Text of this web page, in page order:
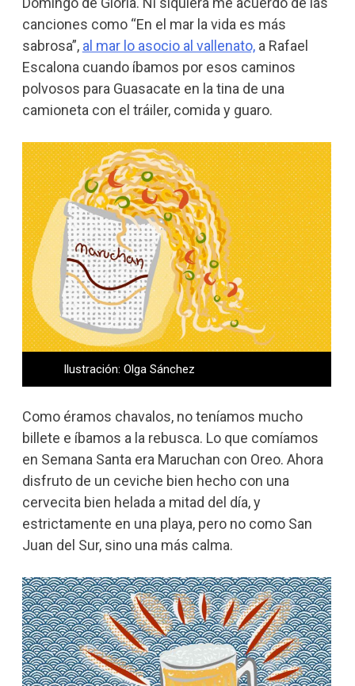
canciones como “En el mar la vida es más
sabrosa”, al mar lo asocio al vallenato,a Rafael
Escalona cuando íbamos por esos caminos
polvosos para Guasacate en la tina de una
camioneta con el tráiler, comida y guaro.
Ilustración: Olga Sánchez
Como éramos chavalos, no teníamos mucho
billete e íbamos a la rebusca. Lo que comíamos
en Semana Santa era Maruchan con Oreo. Ahora
disfruto de un ceviche bien hecho con una
cervecita bien helada a mitad del día, y
estrictamente en una playa, pero no como San
Juan del Sur, sino una más calma.